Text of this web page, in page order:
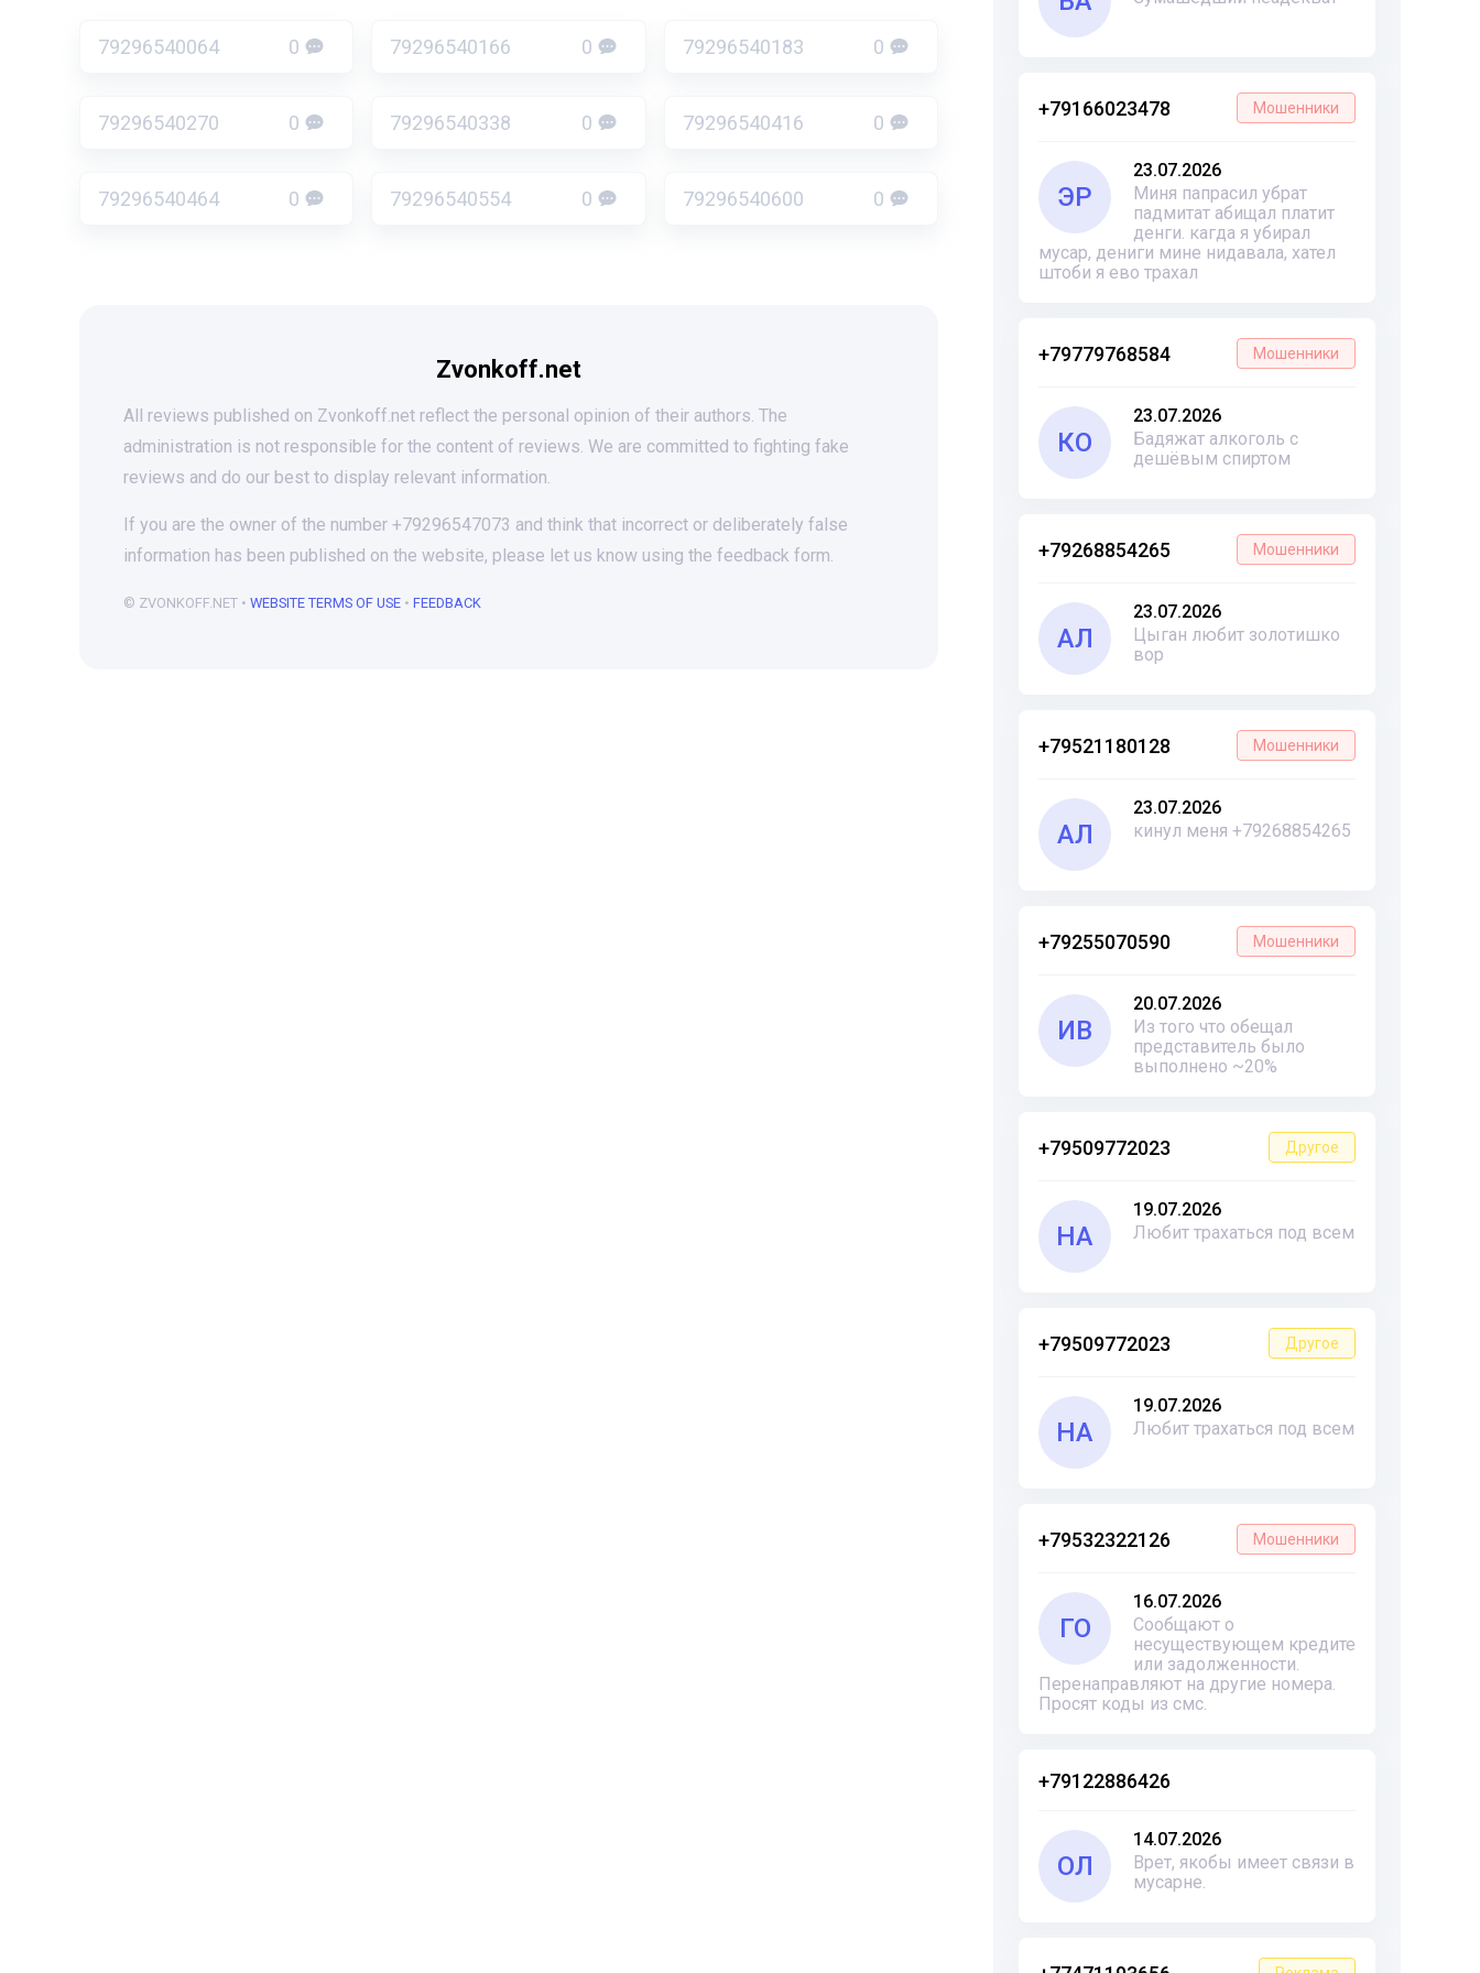
+79166023478 Мошенники
ЭР
23.07.2026
Миня папрасил убрат
падмитат абищал платит
денги. кагда я убирал
мусар, дениги мине нидавала, хател
штоби я ево трахал
+79779768584 Мошенники
КО
23.07.2026
Бадяжат алкоголь с
дешёвым спиртом
+79268854265 Мошенники
АЛ
23.07.2026
Цыган любит золотишко
вор
+79521180128 Мошенники
АЛ
23.07.2026
кинул меня +79268854265
+79255070590 Мошенники
ИВ
20.07.2026
Из того что обещал
представитель было
выполнено ~20%
+79509772023 Другое
НА
19.07.2026
Любит трахаться под всем
+79509772023 Другое
НА
19.07.2026
Любит трахаться под всем
+79532322126 Мошенники
ГО
16.07.2026
Сообщают о
несуществующем кредите
или задолженности.
Перенаправляют на другие номера.
Просят коды из смс.
+79122886426
ОЛ
14.07.2026
Врет, якобы имеет связи в
мусарне.
79296540064 0 79296540166 0 79296540183 0
79296540270 0 79296540338 0 79296540416 0
79296540464 0 79296540554 0 79296540600 0
Zvonkoff.net
All reviews published on Zvonkoff.net reflect the personal opinion of their authors. The
administration is not responsible for the content of reviews. We are committed to fighting fake
reviews and do our best to display relevant information.
If you are the owner of the number +79296547073 and think that incorrect or deliberately false
information has been published on the website, please let us know using the feedback form.
© ZVONKOFF.NET • WEBSITE TERMS OF USE • FEEDBACK